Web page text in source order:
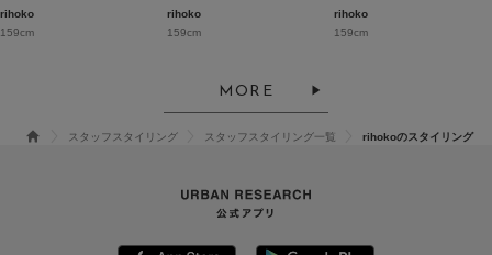
rihoko
159cm
rihoko
159cm
rihoko
159cm
MORE
スタッフスタイリング スタッフスタイリング一覧 rihokoのスタイリング